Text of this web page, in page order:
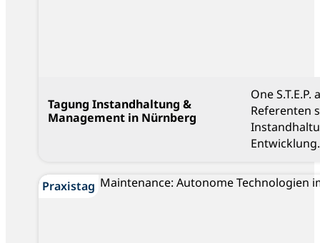
Tagung Instandhaltung &
Management in Nürnberg
One
Referenten
Praxistag